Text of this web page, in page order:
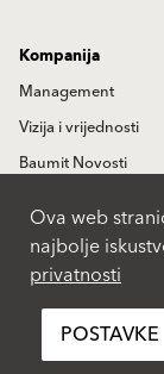
Kompanija
Management
Vizija i vrijednosti
Baumit Novosti
Ova web
najbolje
privatnosti
POSTAVKE